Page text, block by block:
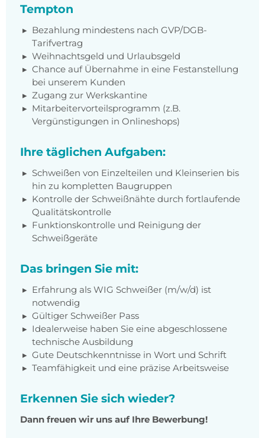
Tempton
Bezahlung mindestens nach GVP/DGB-
Tarifvertrag
Weihnachtsgeld und Urlaubsgeld
Chance auf Übernahme in eine Festanstellung
bei unserem Kunden
Zugang zur Werkskantine
Mitarbeitervorteilsprogramm (z.B.
Vergünstigungen in Onlineshops)
Ihre täglichen Aufgaben:
Schweißen von Einzelteilen und Kleinserien bis
hin zu kompletten Baugruppen
Kontrolle der Schweißnähte durch fortlaufende
Qualitätskontrolle
Funktionskontrolle und Reinigung der
Schweißgeräte
Das bringen Sie mit:
Erfahrung als WIG Schweißer (m/w/d) ist
notwendig
Gültiger Schweißer Pass
Idealerweise haben Sie eine abgeschlossene
technische Ausbildung
Gute Deutschkenntnisse in Wort und Schrift
Teamfähigkeit und eine präzise Arbeitsweise
Erkennen Sie sich wieder?
Dann freuen wir uns auf Ihre Bewerbung!